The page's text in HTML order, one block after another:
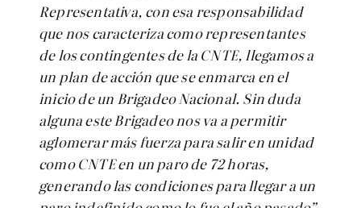
Representativa, con esa responsabilidad
que nos caracteriza como representantes
de los contingentes de la CNTE, llegamos a
un plan de acción que se enmarca en el
inicio de un Brigadeo Nacional. Sin duda
alguna este Brigadeo nos va a permitir
aglomerar más fuerza para salir en unidad
como CNTE en un paro de 72 horas,
generando las condiciones para llegar a un